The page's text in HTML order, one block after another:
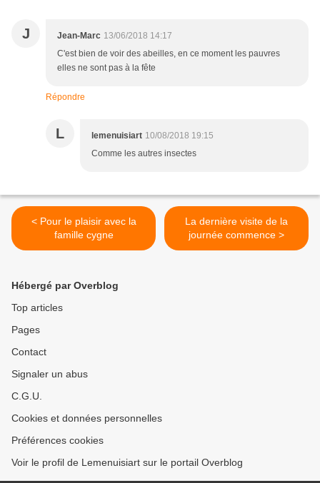
J Jean-Marc 13/06/2018 14:17
C'est bien de voir des abeilles, en ce moment les pauvres
elles ne sont pas à la fête
Répondre
L lemenuisiart 10/08/2018 19:15
Comme les autres insectes
< Pour le plaisir avec la
famille cygne
La dernière visite de la
journée commence >
Hébergé par Overblog
Top articles
Pages
Contact
Signaler un abus
C.G.U.
Cookies et données personnelles
Préférences cookies
Voir le profil de Lemenuisiart sur le portail Overblog